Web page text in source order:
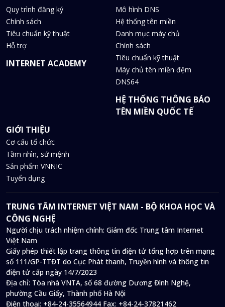
Quy trình đăng ký
Chính sách
Tiêu chuẩn kỹ thuật
Hỗ trợ
INTERNET ACADEMY
Mô hình DNS
Hệ thống tên miền
Danh mục máy chủ
Chính sách
Tiêu chuẩn kỹ thuật
Máy chủ tên miền đệm
DNS64
HỆ THỐNG THÔNG BÁO
TÊN MIỀN QUỐC TẾ
GIỚI THIỆU
Cơ cấu tổ chức
Tầm nhìn, sứ mệnh
Sản phẩm VNNIC
Tuyển dụng
TRUNG TÂM INTERNET VIỆT NAM - BỘ KHOA HỌC VÀ
CÔNG NGHỆ
Người chịu trách nhiệm chính: Giám đốc Trung tâm Internet
Việt Nam
Giấy phép thiết lập trang thông tin điện tử tổng hợp trên mạng
số 111/GP-TTĐT do Cục Phát thanh, Truyền hình và thông tin
điện tử cấp ngày 14/7/2023
Địa chỉ: Tòa nhà VNTA, số 68 đường Dương Đình Nghệ,
phường Cầu Giấy, Thành phố Hà Nội
Điện thoại: +84-24-35564944 Fax: +84-24-37821462